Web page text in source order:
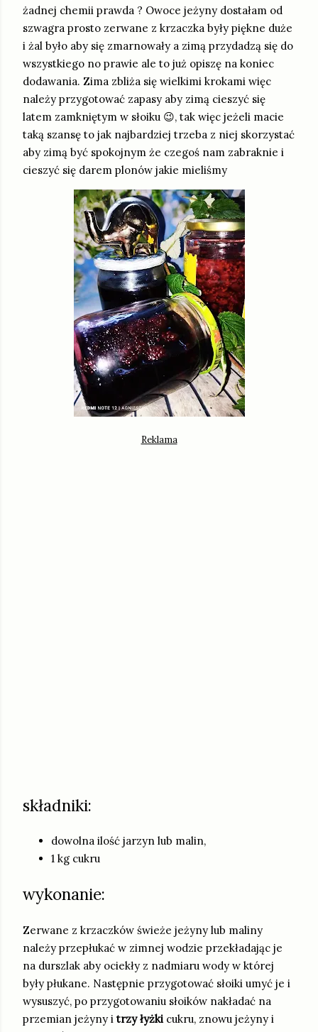
żadnej chemii prawda ? Owoce jeżyny dostałam od
szwagra prosto zerwane z krzaczka były piękne duże
i żal było aby się zmarnowały a zimą przydadzą się do
wszystkiego no prawie ale to już opiszę na koniec
dodawania. Zima zbliża się wielkimi krokami więc
należy przygotować zapasy aby zimą cieszyć się
latem zamkniętym w słoiku 😉, tak więc jeżeli macie
taką szansę to jak najbardziej trzeba z niej skorzystać
aby zimą być spokojnym że czegoś nam zabraknie i
cieszyć się darem plonów jakie mieliśmy
składniki:
dowolna ilość jarzyn lub malin,
1 kg cukru
wykonanie:
Zerwane z krzaczków świeże jeżyny lub maliny
należy przepłukać w zimnej wodzie przekładając je
na durszlak aby ociekły z nadmiaru wody w której
były płukane. Następnie przygotować słoiki umyć je i
wysuszyć, po przygotowaniu słoików nakładać na
przemian jeżyny i trzy łyżki cukru, znowu jeżyny i